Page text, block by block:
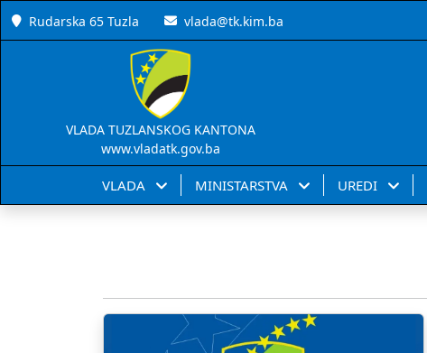
Rudarska 65 Tuzla vlada@tk.kim.ba
VLADA TUZLANSKOG KANTONA
www.vladatk.gov.ba
VLADA MINISTARSTVA UREDI